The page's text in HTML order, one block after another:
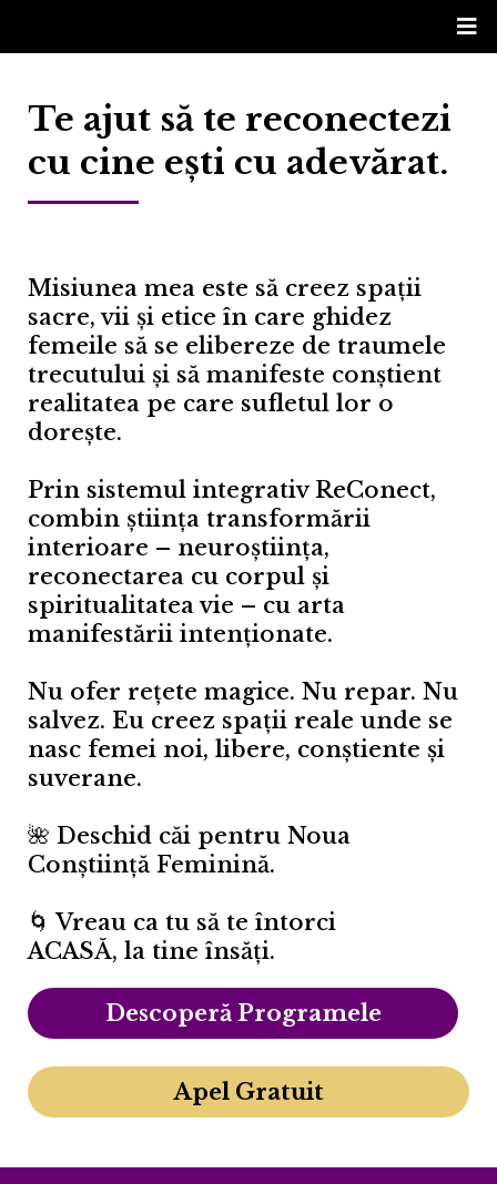
Te ajut să te reconectezi
cu cine ești cu adevărat.
Misiunea mea este să creez spații
sacre, vii și etice în care ghidez
femeile să se elibereze de traumele
trecutului și să manifeste conștient
realitatea pe care sufletul lor o
dorește.
Prin sistemul integrativ ReConect,
combin știința transformării
interioare – neuroștiința,
reconectarea cu corpul și
spiritualitatea vie – cu arta
manifestării intenționate.
Nu ofer rețete magice. Nu repar. Nu
salvez. Eu creez spații reale unde se
nasc femei noi, libere, conștiente și
suverane.
🌺 Deschid căi pentru Noua
Conștiință Feminină.
🌀 Vreau ca tu să te întorci
ACASĂ, la tine însăți.
Descoperă Programele
Apel Gratuit